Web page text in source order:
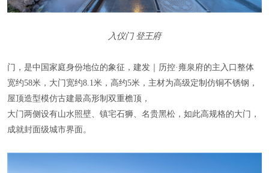
入仪门 登王府
门，是中国家庭身份地位的象征，建发｜历控·雍泉府的主入口整体
宽约58米，大门宽约8.1米，高约5米，主材为高级定制仿铜不锈钢，
屋顶造型模仿古建最高形制双重檐顶，
大门两侧设有山水照壁、镇宅石狮、名贵黑松，如此高规格的大门，
成就封面级城市界面。